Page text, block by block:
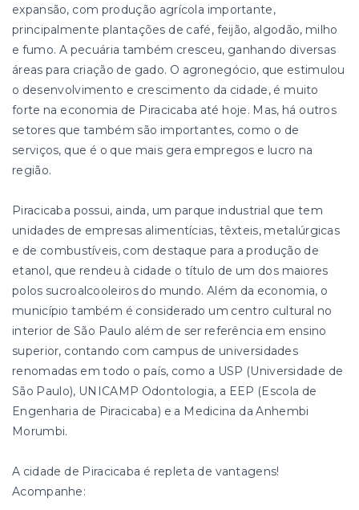
expansão, com produção agrícola importante,
principalmente plantações de café, feijão, algodão, milho
e fumo. A pecuária também cresceu, ganhando diversas
áreas para criação de gado. O agronegócio, que estimulou
o desenvolvimento e crescimento da cidade, é muito
forte na economia de Piracicaba até hoje. Mas, há outros
setores que também são importantes, como o de
serviços, que é o que mais gera empregos e lucro na
região.
Piracicaba possui, ainda, um parque industrial que tem
unidades de empresas alimentícias, têxteis, metalúrgicas
e de combustíveis, com destaque para a produção de
etanol, que rendeu à cidade o título de um dos maiores
polos sucroalcooleiros do mundo. Além da economia, o
município também é considerado um centro cultural no
interior de São Paulo além de ser referência em ensino
superior, contando com campus de universidades
renomadas em todo o país, como a USP (Universidade de
São Paulo), UNICAMP Odontologia, a EEP (Escola de
Engenharia de Piracicaba) e a Medicina da Anhembi
Morumbi.
A cidade de Piracicaba é repleta de vantagens!
Acompanhe: